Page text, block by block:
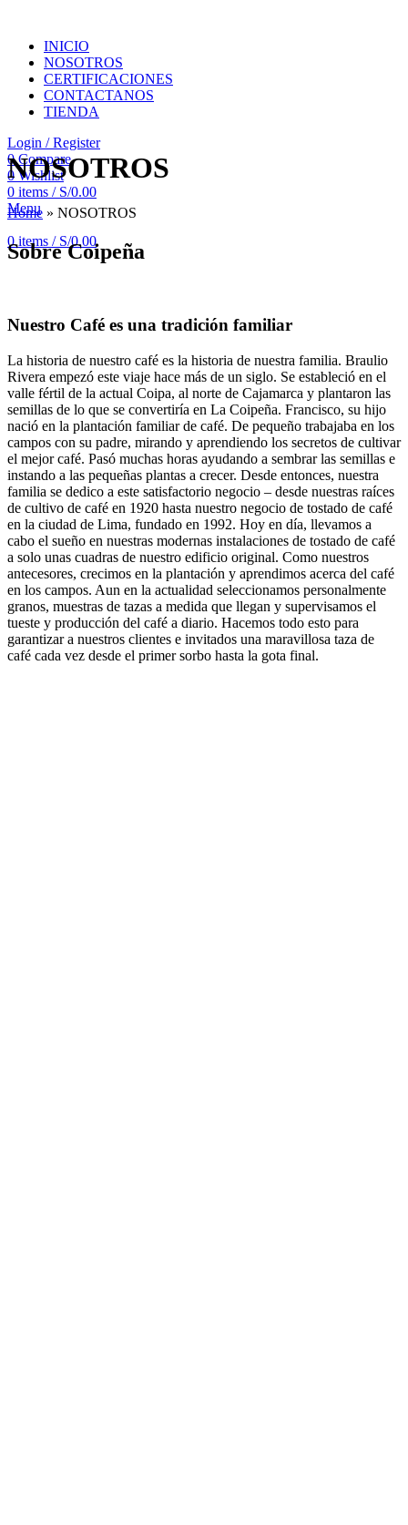
INICIO
NOSOTROS
CERTIFICACIONES
CONTACTANOS
TIENDA
Login / Register
0 Compare
0Wishlist
0 items / S/0.00
Menu
0items / S/0.00
NOSOTROS
Home » NOSOTROS
Sobre Coipeña
Nuestro Café es una tradición familiar
La historia de nuestro café es la historia de nuestra familia. Braulio
Rivera empezó este viaje hace más de un siglo. Se estableció en el
valle fértil de la actual Coipa, al norte de Cajamarca y plantaron las
semillas de lo que se convertiría en La Coipeña. Francisco, su hijo
nació en la plantación familiar de café. De pequeño trabajaba en los
campos con su padre, mirando y aprendiendo los secretos de cultivar
el mejor café. Pasó muchas horas ayudando a sembrar las semillas e
instando a las pequeñas plantas a crecer. Desde entonces, nuestra
familia se dedico a este satisfactorio negocio – desde nuestras raíces
de cultivo de café en 1920 hasta nuestro negocio de tostado de café
en la ciudad de Lima, fundado en 1992. Hoy en día, llevamos a
cabo el sueño en nuestras modernas instalaciones de tostado de café
a solo unas cuadras de nuestro edificio original. Como nuestros
antecesores, crecimos en la plantación y aprendimos acerca del café
en los campos. Aun en la actualidad seleccionamos personalmente
granos, muestras de tazas a medida que llegan y supervisamos el
tueste y producción del café a diario. Hacemos todo esto para
garantizar a nuestros clientes e invitados una maravillosa taza de
café cada vez desde el primer sorbo hasta la gota final.